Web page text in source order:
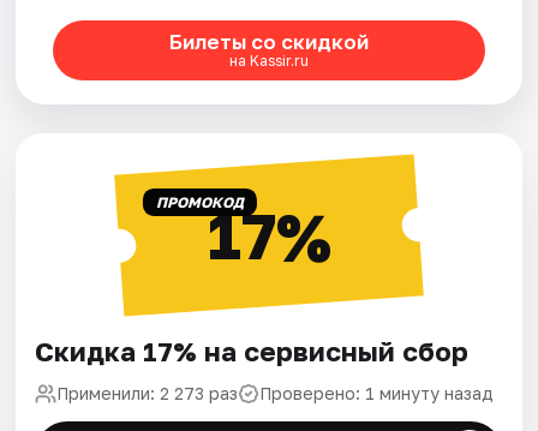
Билеты со скидкой
на Kassir.ru
ПРОМОКОД17%
Скидка 17% на сервисный сбор
Применили: 2 273 раз Проверено: 1 минуту назад